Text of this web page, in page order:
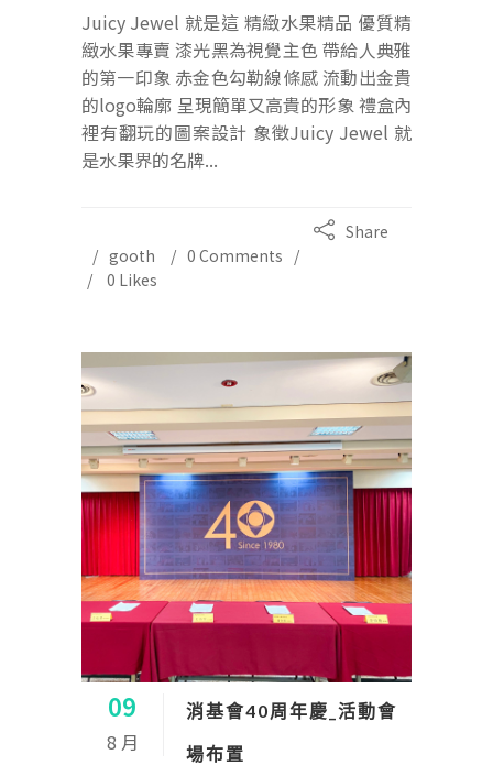
Juicy Jewel 就是這 精緻水果精品 優質精
緻水果專賣 漆光黑為視覺主色 帶給人典雅
的第一印象 赤金色勾勒線條感 流動出金貴
的logo輪廓 呈現簡單又高貴的形象 禮盒內
裡有翻玩的圖案設計 象徵Juicy Jewel 就
是水果界的名牌...
gooth 0 Comments
Share
0 Likes
09
8 月
消基會40周年慶_活動會
場布置